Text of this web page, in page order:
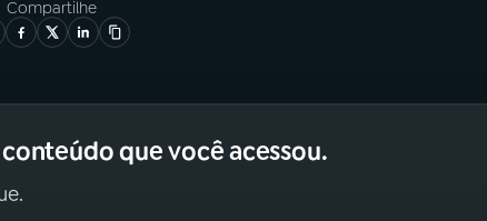
Compartilhe
que você acessou.